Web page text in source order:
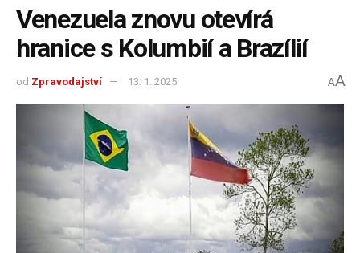
Venezuela znovu otevírá
hranice s Kolumbií a Brazílií
od Zpravodajství 13. 1. 2025 AA